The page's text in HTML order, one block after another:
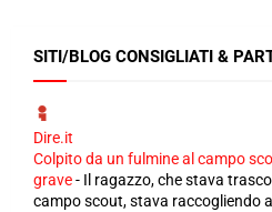
SITI/BLOG CONSIGLIATI &
Dire.it
Colpito da un fulmine al campo
grave- Il ragazzo, che stava
campo scout, stava raccogliendo